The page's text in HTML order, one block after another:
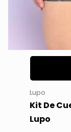
Lupo
Kit De
Lupo